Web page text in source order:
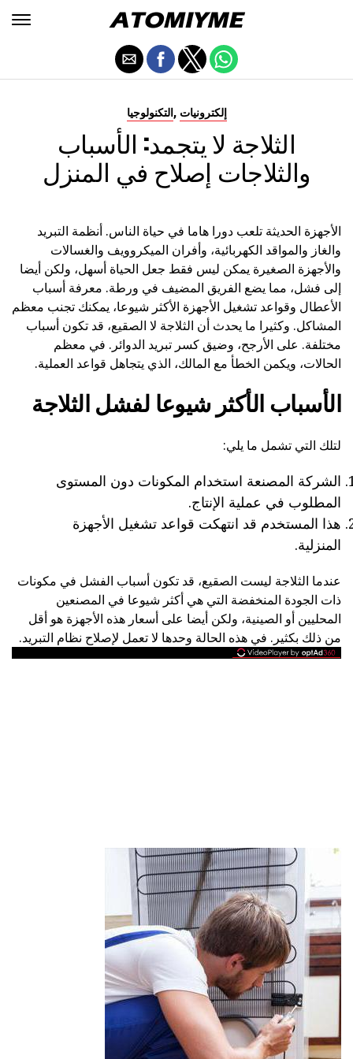
التكنولوجيا , إلكترونيات
الثلاجة لا يتجمد: الأسباب
والثلاجات إصلاح في المنزل
الأجهزة الحديثة تلعب دورا هاما في حياة الناس. أنظمة التبريد
والغاز والمواقد الكهربائية، وأفران الميكروويف والغسالات
والأجهزة الصغيرة يمكن ليس فقط جعل الحياة أسهل، ولكن أيضا
إلى فشل، مما يضع الفريق المضيف في ورطة. معرفة أسباب
الأعطال وقواعد تشغيل الأجهزة الأكثر شيوعا، يمكنك تجنب معظم
المشاكل. وكثيرا ما يحدث أن الثلاجة لا الصقيع، قد تكون أسباب
مختلفة. على الأرجح، وضيق كسر تبريد الدوائر. في معظم
الحالات، ويكمن الخطأ مع المالك، الذي يتجاهل قواعد العملية.
الأسباب الأكثر شيوعا لفشل الثلاجة
لتلك التي تشمل ما يلي:
الشركة المصنعة استخدام المكونات دون المستوى
المطلوب في عملية الإنتاج.
هذا المستخدم قد انتهكت قواعد تشغيل الأجهزة
المنزلية.
عندما الثلاجة ليست الصقيع، قد تكون أسباب الفشل في مكونات
ذات الجودة المنخفضة التي هي أكثر شيوعا في المصنعين
المحليين أو الصينية، ولكن أيضا على أسعار هذه الأجهزة هو أقل
من ذلك بكثير. في هذه الحالة وحدها لا تعمل لإصلاح نظام التبريد.